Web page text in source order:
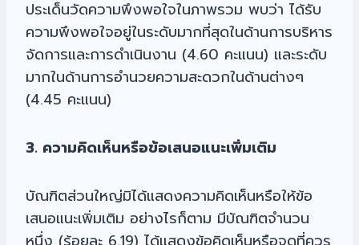
ประเด็นวัดความพึงพอใจในภาพรวม พบว่า ได้รับ
ความพึงพอใจอยู่ในระดับมากที่สุดในด้านการบริหาร
จัดการและการดำเนินงาน (4.60 คะแนน) และระดับ
มากในด้านการอำนวยความสะดวกในด้านต่างๆ
(4.45 คะแนน)
3. ความคิดเห็นหรือข้อเสนอแนะเพิ่มเติม
บัณฑิตส่วนใหญ่มิได้แสดงความคิดเห็นหรือให้ข้อ
เสนอแนะเพิ่มเติม อย่างไรก็ตาม มีบัณฑิตจำนวน